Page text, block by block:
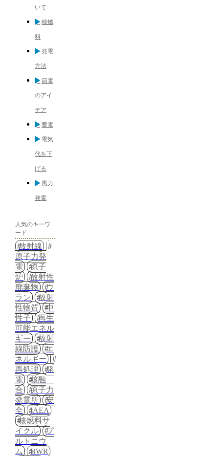
いて
核燃
料
発電
方法
節電
のアイ
デア
蓄電
電気
代を下
げる
風力
発電
人気のキーワ
ード
放射線
原子力発
電
原子
炉
放射性
廃棄物
ウ
ラン
放射
性物質
中
性子
再生
可能エネル
ギー
放射
線防護
エ
ネルギー
再処理
発
電
核融
合
原子力
発電所
安
全
IAEA
核燃料サ
イクル
プ
ルトニウ
ム
BWR